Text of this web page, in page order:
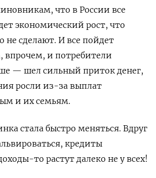
что в России все
экономический рост, что
не сделают. И все пойдет
впрочем, и потребители
— шел сильный приток денег,
росли из-за выплат
и их семьям.
стала быстро меняться. Вдруг
кредиты
то растут далеко не у всех!